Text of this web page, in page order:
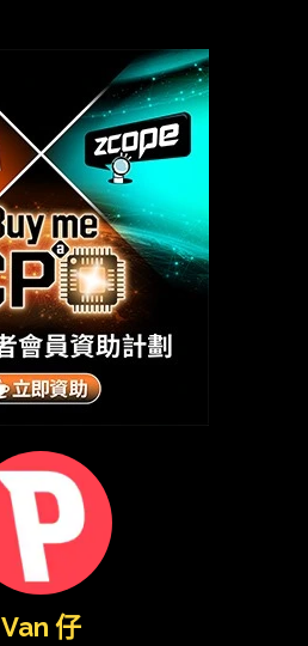
Van 仔